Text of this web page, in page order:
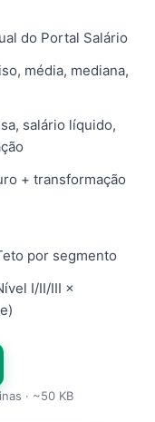
do Portal Salário
média, mediana,
salário líquido,
+ transformação
por segmento
I/II/III ×
· ~50 KB